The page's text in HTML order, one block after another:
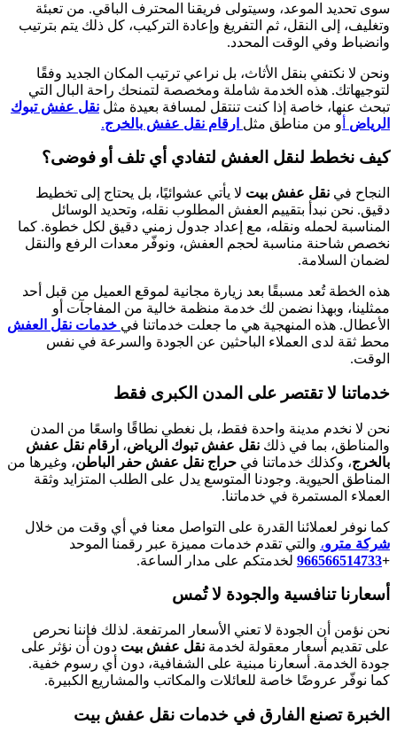
سوى تحديد الموعد، وسيتولى فريقنا المحترف الباقي. من تعبئة
وتغليف، إلى النقل، ثم التفريغ وإعادة التركيب، كل ذلك يتم بترتيب
وانضباط وفي الوقت المحدد.
ونحن لا نكتفي بنقل الأثاث، بل نراعي ترتيب المكان الجديد وفقًا
لتوجيهاتك. هذه الخدمة شاملة ومخصصة لتمنحك راحة البال التي
تبحث عنها، خاصة إذا كنت تنتقل لمسافة بعيدة مثل نقل عفش تبوك
الرياض و من مناطق مثل ارقام نقل عفش بالخرج.
كيف نخطط لنقل العفش لتفادي أي تلف أو فوضى؟
النجاح في نقل عفش بيت لا يأتي عشوائيًا، بل يحتاج إلى تخطيط
دقيق. نحن نبدأ بتقييم العفش المطلوب نقله، وتحديد الوسائل
المناسبة لحمله ونقله، مع إعداد جدول زمني دقيق لكل خطوة. كما
نخصص شاحنة مناسبة لحجم العفش، ونوفّر معدات الرفع والنقل
لضمان السلامة.
هذه الخطة تُعد مسبقًا بعد زيارة مجانية لموقع العميل من قبل أحد
ممثلينا، وبهذا نضمن لك خدمة منظمة خالية من المفاجآت أو
الأعطال. هذه المنهجية هي ما جعلت خدماتنا في خدمات نقل العفش
محط ثقة لدى العملاء الباحثين عن الجودة والسرعة في نفس
الوقت.
خدماتنا لا تقتصر على المدن الكبرى فقط
نحن لا نخدم مدينة واحدة فقط، بل نغطي نطاقًا واسعًا من المدن
والمناطق، بما في ذلك نقل عفش تبوك الرياض، ارقام نقل عفش
بالخرج، وكذلك خدماتنا في حراج نقل عفش حفر الباطن، وغيرها من
المناطق الحيوية. وجودنا المتوسع يدل على الطلب المتزايد وثقة
العملاء المستمرة في خدماتنا.
كما نوفر لعملائنا القدرة على التواصل معنا في أي وقت من خلال
شركة مترو، والتي تقدم خدمات مميزة عبر رقمنا الموحد
+
966566514733‎‏ لخدمتكم على مدار الساعة.
أسعارنا تنافسية والجودة لا تُمس
نحن نؤمن أن الجودة لا تعني الأسعار المرتفعة. لذلك فإننا نحرص
على تقديم أسعار معقولة لخدمة نقل عفش بيت دون أن نؤثر على
جودة الخدمة. أسعارنا مبنية على الشفافية، دون أي رسوم خفية.
كما نوفّر عروضًا خاصة للعائلات والمكاتب والمشاريع الكبيرة.
الخبرة تصنع الفارق في خدمات نقل عفش بيت